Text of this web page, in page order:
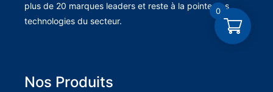
plus de 20 marques leaders et reste à la pointe des
technologies du secteur.
Nos Produits
0